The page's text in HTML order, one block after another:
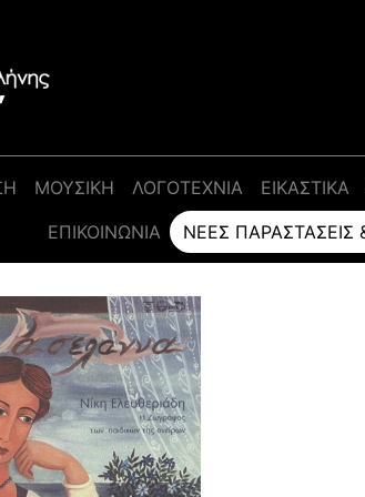
ΜΟΥΣΙΚΗ ΛΟΓΟΤΕΧΝΙΑ ΕΙΚΑΣΤΙΚΑ
ΕΠΙΚΟΙΝΩΝΊΑ
ΝΈΕΣ ΠΑΡΑΣΤΆΣΕΙΣ